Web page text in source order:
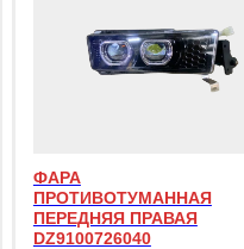
ФАРА
ПРОТИВОТУМАННАЯ
ПЕРЕДНЯЯ ПРАВАЯ
DZ9100726040